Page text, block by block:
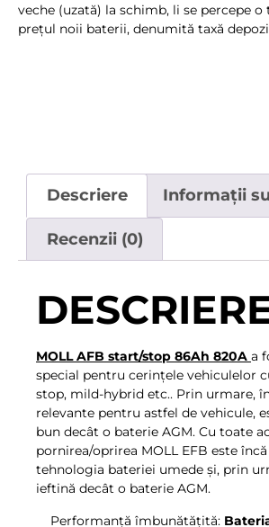
veche (uzată) la schimb, li se percepe o
preţul noii baterii, denumită taxă
Descriere Informații
Recenzii (0)
MOLL AFB start/stop 86Ah 820A a
special pentru cerințele vehiculelor
stop, mild-hybrid etc.. Prin urmare,
relevante pentru astfel de vehicule,
bun decât o baterie AGM. Cu toate
pornirea/oprirea MOLL EFB este
tehnologia bateriei umede și, prin
ieftină decât o baterie AGM.
Performanță îmbunătățită: